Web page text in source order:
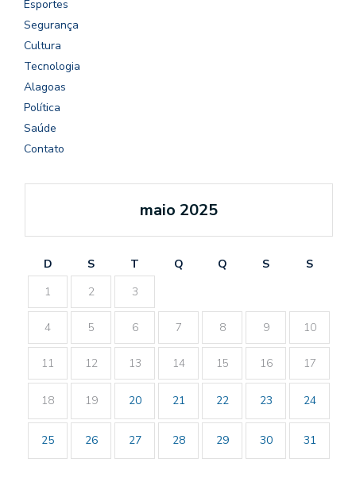
Esportes
Segurança
Cultura
Tecnologia
Alagoas
Política
Saúde
Contato
maio 2025
D S T Q Q S
S
1
2 3
4 5 6 7 8 9 10
11 12 13 14 15 16 17
18 19 20 21 22 23 24
25 26 27 28 29 30 31